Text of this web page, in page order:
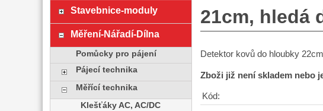
21cm, hledá
Detektor kovů do hloubky 22cm
Zboži již není skladem nebo
Kód:
Stavebnice-moduly
Měření-Nářadí-Dílna
Pomůcky pro pájení
Pájecí technika
Měřící technika
Klešťáky AC, AC/DC